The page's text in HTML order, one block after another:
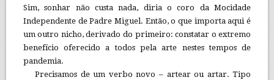
Sim, sonhar não custa nada, diria o coro da Mocidade
Independente de Padre Miguel. Então, o que importa aqui é
um outro nicho, derivado do primeiro: constatar o extremo
benefício oferecido a todos pela arte nestes tempos de
pandemia.
Precisamos de um verbo novo – artear ou artar. Tipo